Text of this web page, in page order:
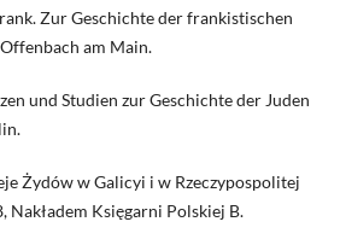
Zur Geschichte der frankistischen
am Main.
und Studien zur Geschichte der Juden
Żydów w Galicyi i w Rzeczypospolitej
Księgarni Polskiej B.